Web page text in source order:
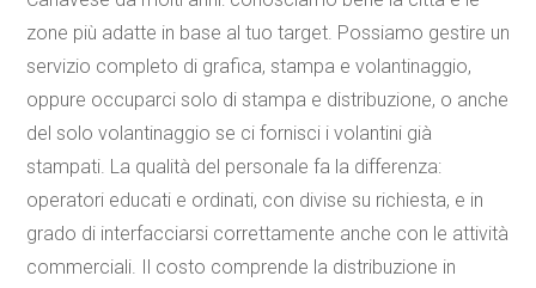
zone più adatte in base al tuo target. Possiamo gestire un
servizio completo di grafica, stampa e volantinaggio,
oppure occuparci solo di stampa e distribuzione, o anche
del solo volantinaggio se ci fornisci i volantini già
stampati. La qualità del personale fa la differenza:
operatori educati e ordinati, con divise su richiesta, e in
grado di interfacciarsi correttamente anche con le attività
commerciali. Il costo comprende la distribuzione in